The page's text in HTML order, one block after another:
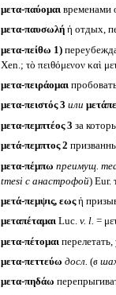
μετα-παύομαι временами
μετα-παυσωλή ἡ отдых,
μετα-πείθω 1)
Xen.; τὸ πειθόμενον καὶ
μετα-πειράομαι
μετα-πειστός 3 или
μετα-πεμπτέος 3 за
μετά-πεμπτος 2
μετα-πέμπω преимущ.
tmesi с анастрофой) Eur.
μετά-πεμψις, εωςἡ
μεταπέταμαιLuc. v. l. =
μετα-πέτομαι перелетать,
μετα-πεττεύω досл. (в
μετα-πηδάω